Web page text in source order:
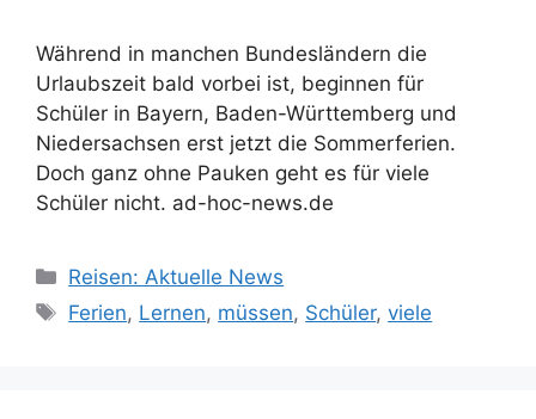
Während in manchen Bundesländern die
Urlaubszeit bald vorbei ist, beginnen für
Schüler in Bayern, Baden-Württemberg und
Niedersachsen erst jetzt die Sommerferien.
Doch ganz ohne Pauken geht es für viele
Schüler nicht. ad-hoc-news.de
Kategorien
Reisen: Aktuelle News
Schlagwörter
Ferien, Lernen, müssen, Schüler,viele